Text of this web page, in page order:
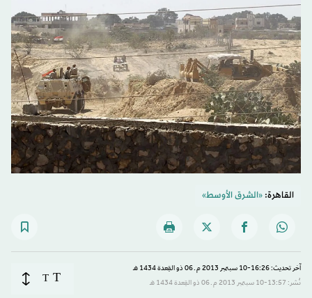
القاهرة:«الشرق الأوسط»
آخر تحديث: 16:26-10 سبتمبر 2013 م ـ 06 ذو القِعدة 1434 هـ
نُشر: 13:57-10 سبتمبر 2013 م ـ 06 ذو القِعدة 1434 هـ
T
T